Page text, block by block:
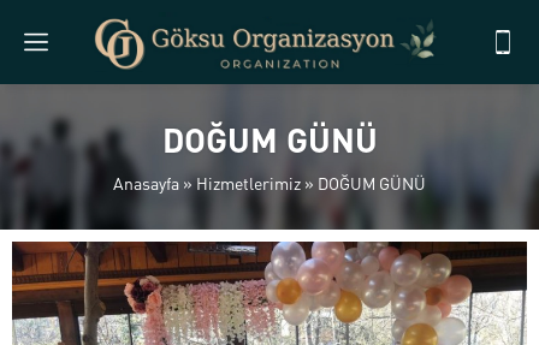
DOĞUM GÜNÜ
Anasayfa »Hizmetlerimiz » DOĞUM GÜNÜ